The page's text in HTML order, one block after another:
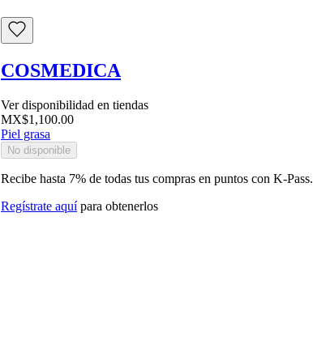
COSMEDICA
Ver disponibilidad en tiendas
MX$1,100.00
Piel grasa
No disponible
Recibe hasta 7% de todas tus compras en puntos con K-Pass.
Regístrate aquí para obtenerlos